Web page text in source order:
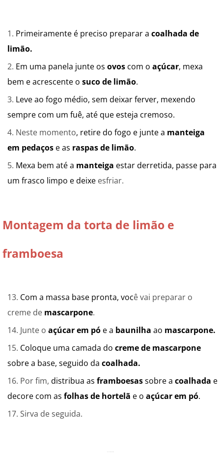
Primeiramente é preciso preparar a coalhada de
limão.
Em uma panela junte os ovos com o açúcar, mexa
bem e acrescente o suco de limão.
Leve ao fogo médio, sem deixar ferver, mexendo
sempre com um fuê, até que esteja cremoso.
Neste momento, retire do fogo e junte a manteiga
em pedaços e as raspas de limão.
Mexa bem até a manteiga estar derretida, passe para
um frasco limpo e deixe esfriar.
Montagem da torta de limão e
framboesa
Com a massa base pronta, você vai preparar o
creme de mascarpone.
Junte o açúcar em pó e a baunilha ao mascarpone.
Coloque uma camada do creme de mascarpone
sobre a base, seguido da coalhada.
Por fim, distribua as framboesassobre a coalhada e
decore com as folhas de hortelã e o açúcar em pó.
Sirva de seguida.